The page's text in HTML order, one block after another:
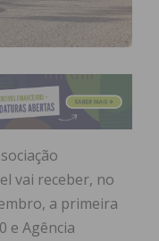
vai receber, no
a primeira
e Agência